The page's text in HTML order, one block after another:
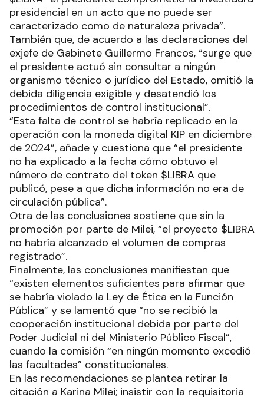
presidencial en un acto que no puede ser
caracterizado como de naturaleza privada”.
También que, de acuerdo a las declaraciones del
exjefe de Gabinete Guillermo Francos, “surge que
el presidente actuó sin consultar a ningún
organismo técnico o jurídico del Estado, omitió la
debida diligencia exigible y desatendió los
procedimientos de control institucional”.
“Esta falta de control se habría replicado en la
operación con la moneda digital KIP en diciembre
de 2024”, añade y cuestiona que “el presidente
no ha explicado a la fecha cómo obtuvo el
número de contrato del token $LIBRA que
publicó, pese a que dicha información no era de
circulación pública”.
Otra de las conclusiones sostiene que sin la
promoción por parte de Milei, “el proyecto $LIBRA
no habría alcanzado el volumen de compras
registrado”.
Finalmente, las conclusiones manifiestan que
“existen elementos suficientes para afirmar que
se habría violado la Ley de Ética en la Función
Pública” y se lamentó que “no se recibió la
cooperación institucional debida por parte del
Poder Judicial ni del Ministerio Público Fiscal”,
cuando la comisión “en ningún momento excedió
las facultades” constitucionales.
En las recomendaciones se plantea retirar la
citación a Karina Milei; insistir con la requisitoria